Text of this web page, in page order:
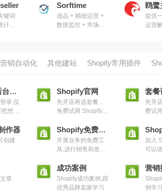
专门
选，
是已
产品
单增
分析
键词
计、
Sorftime
选品 + 精细运营 +
数据监控 + 市场挖
鸥
提供
运营
析等
营销自动化 其他建站 Shopify常用插件
Shopify后台登录
录,仅
把您的
Shopify官网
先开店再选套餐，
免费试用 Shopify 3
卡信息
套餐
先开
费试
卡信
作器
创建
Shopify免费工具
开展业务的免费工
具,进行销售和发展
切内容
加入
可以
把握
可以
荐计
章
成功案例
Shopify成功案例,跟
优秀品牌卖家学习
营销
例学习